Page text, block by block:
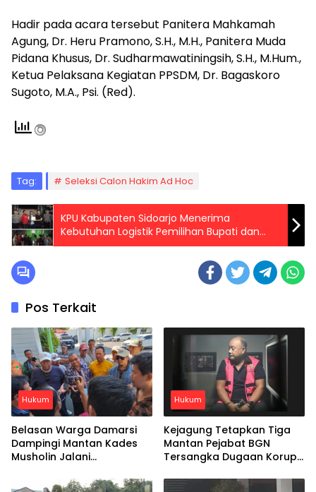
Hadir pada acara tersebut Panitera Mahkamah
Agung, Dr. Heru Pramono, S.H., M.H., Panitera Muda
Pidana Khusus, Dr. Sudharmawatiningsih, S.H., M.Hum.,
Ketua Pelaksana Kegiatan PPSDM, Dr. Bagaskoro
Sugoto, M.A., Psi. (Red).
Tag: Seleksi Calon Hakim Ad Hoc
KPU Kabupaten Sidoarjo Menerima
Kebutuhan Logistik Pemilihan Bupati dan
Wakil Bupati Sidoarjo 2024
Pos Terkait
Hukum
Belasan Warga Damarsi
Dampingi Mantan Kades
Musholin Jalani
Sidoarjo
Hukum
Kejagung Tetapkan Tiga
Mantan Pejabat BGN
Tersangka Dugaan Korupsi